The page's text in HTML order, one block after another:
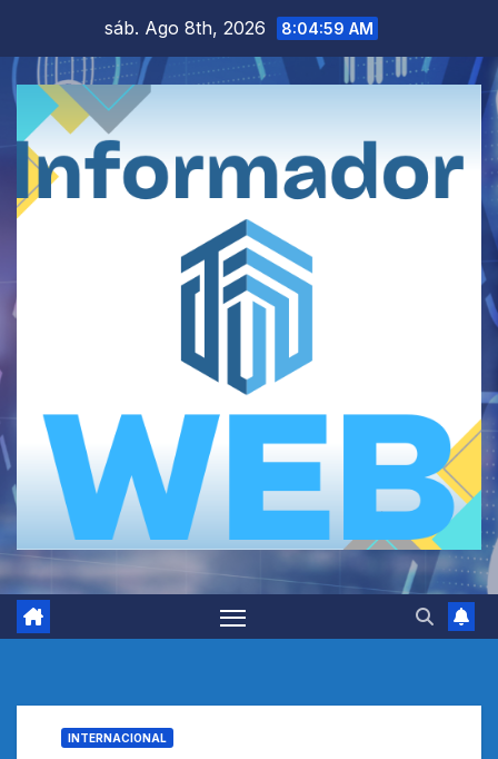
contenido
sáb. Ago 8th, 2026 8:04:59 AM
INTERNACIONAL